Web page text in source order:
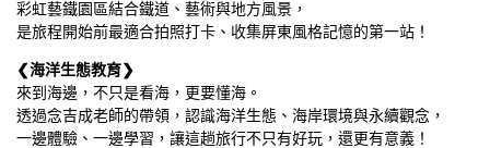
彩虹藝鐵園區結合鐵道、藝術與地方風景，
是旅程開始前最適合拍照打卡、收集屏東風格記憶的第一站！
❮海洋生態教育❯
來到海邊，不只是看海，更要懂海。
透過念吉成老師的帶領，認識海洋生態、海岸環境與永續觀念，
一邊體驗、一邊學習，讓這趟旅行不只有好玩，還更有意義！